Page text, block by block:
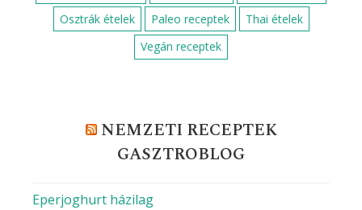
Osztrák ételek
Paleo receptek
Thai ételek
Vegán receptek
NEMZETI RECEPTEK
GASZTROBLOG
Eperjoghurt házilag